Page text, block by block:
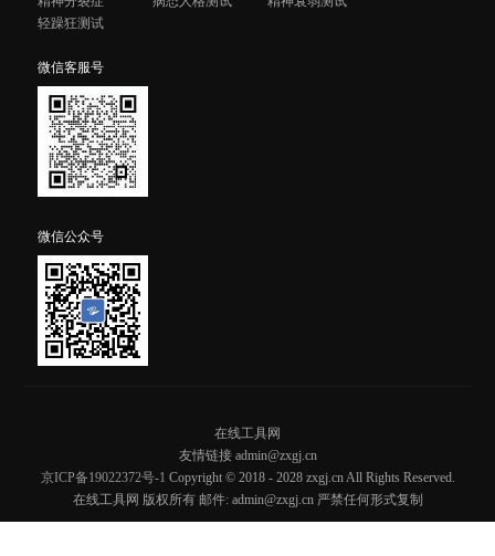
轻躁狂测试
微信客服号
微信公众号
在线工具网
友情链接 admin@zxgj.cn
京ICP备19022372号-1 Copyright © 2018 - 2028 zxgj.cn All Rights Reserved.
在线工具网 版权所有 邮件: admin@zxgj.cn 严禁任何形式复制